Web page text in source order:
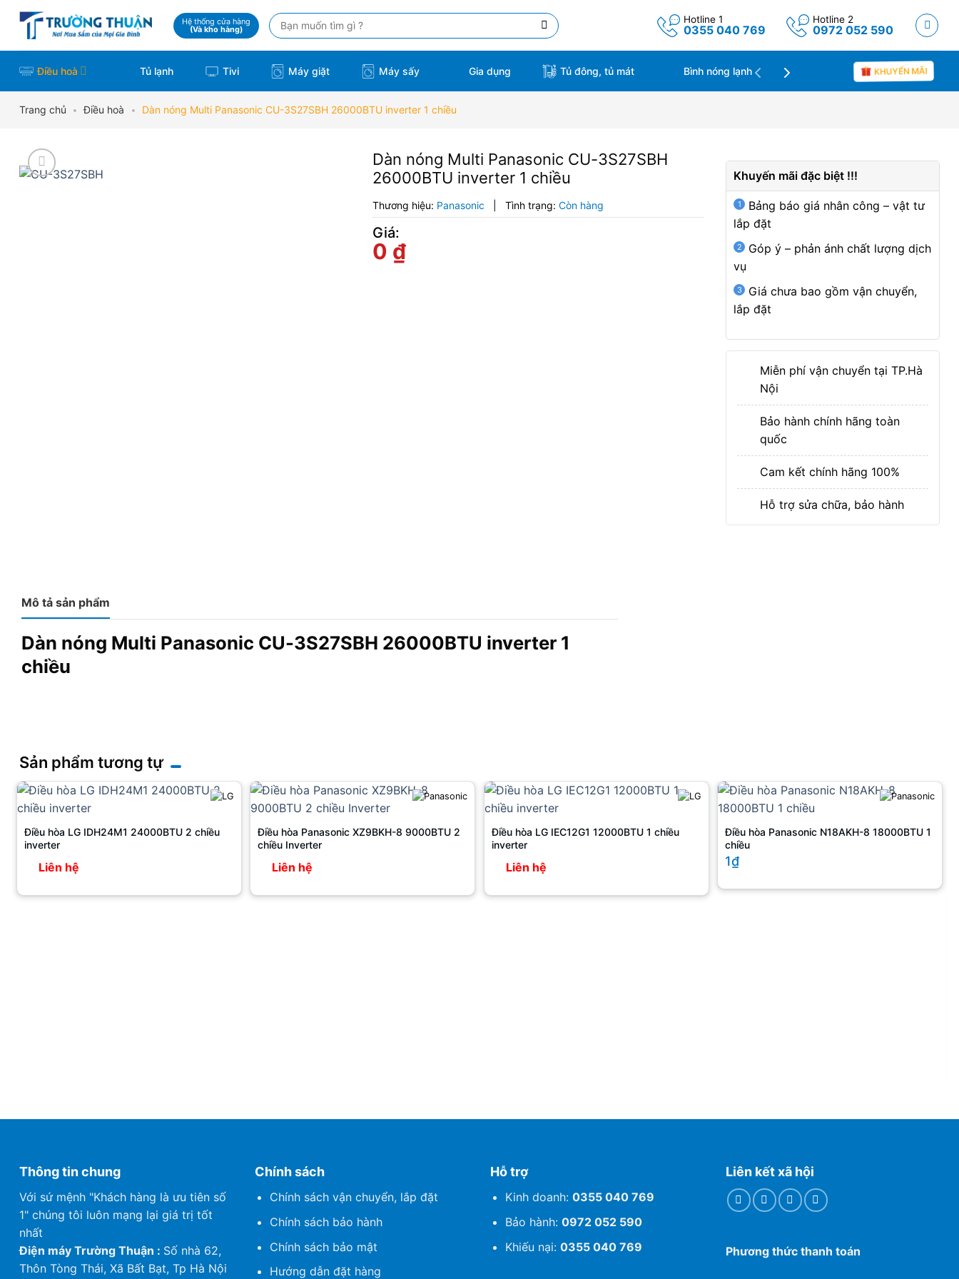
Skip
content
Hệ thống cửa hàng
(Và kho hàng)
Tìm
kiếm:
Hotline 1
0355 040 769
Hotline 2
0972 052 590
Điều hoà Tủ lạnh Tivi Máy giặt Máy sấy Gia dụng Tủ đông, tủ mát Bình nóng lạnh Máy lọc không khí Tin tức
KHUYẾN MÃI
Trang chủ • Điều hoà • Dàn nóng Multi Panasonic CU-3S27SBH 26000BTU inverter 1 chiều
Dàn nóng Multi Panasonic CU-3S27SBH
26000BTU inverter 1 chiều
Thương hiệu: Panasonic Tình trạng: Còn hàng
Giá:
0 ₫
Khuyến mãi đặc biệt !!!
Bảng báo giá nhân công – vật tư
lắp đặt
Góp ý – phản ánh chất lượng dịch
vụ
Giá chưa bao gồm vận chuyển,
lắp đặt
Miễn phí vận chuyển tại TP.Hà
Nội
Bảo hành chính hãng toàn
quốc
Cam kết chính hãng 100%
Hỗ trợ sửa chữa, bảo hành
Mô tả sản phẩm
Dàn nóng Multi Panasonic CU-3S27SBH 26000BTU inverter 1
chiều
Sản phẩm tương tự
Điều hòa LG IDH24M1 24000BTU 2 chiều
inverter
Liên hệ
Điều hòa Panasonic XZ9BKH-8 9000BTU 2
chiều Inverter
Liên hệ
Điều hòa LG IEC12G1 12000BTU 1 chiều
inverter
Liên hệ
Điều hòa Panasonic N18AKH-8 18000BTU 1
chiều
1₫
Thông tin chung
Với sứ mệnh "Khách hàng là ưu tiên số
1" chúng tôi luôn mạng lại giá trị tốt
nhất
Điện máy Trường Thuận : Số nhà 62,
Thôn Tòng Thái, Xã Bất Bạt, Tp Hà Nội
Chính sách
Chính sách vận chuyển, lắp đặt
Chính sách bảo hành
Chính sách bảo mật
Hướng dẫn đặt hàng
Hỗ trợ
Kinh doanh: 0355 040 769
Bảo hành: 0972 052 590
Khiếu nại: 0355 040 769
Liên kết xã hội
Phương thức thanh toán